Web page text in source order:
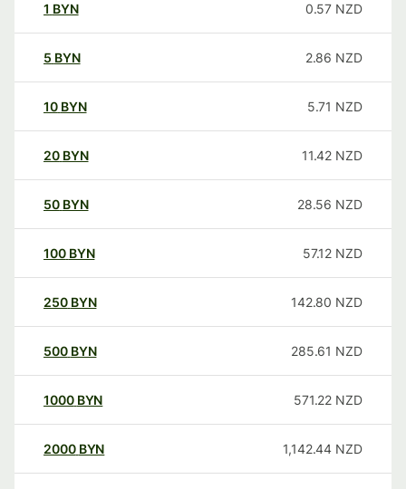
1 BYN 0.57 NZD
5 BYN 2.86 NZD
10 BYN 5.71 NZD
20 BYN 11.42 NZD
50 BYN 28.56 NZD
100 BYN 57.12 NZD
250 BYN 142.80 NZD
500 BYN 285.61 NZD
1000 BYN 571.22 NZD
2000 BYN 1,142.44 NZD